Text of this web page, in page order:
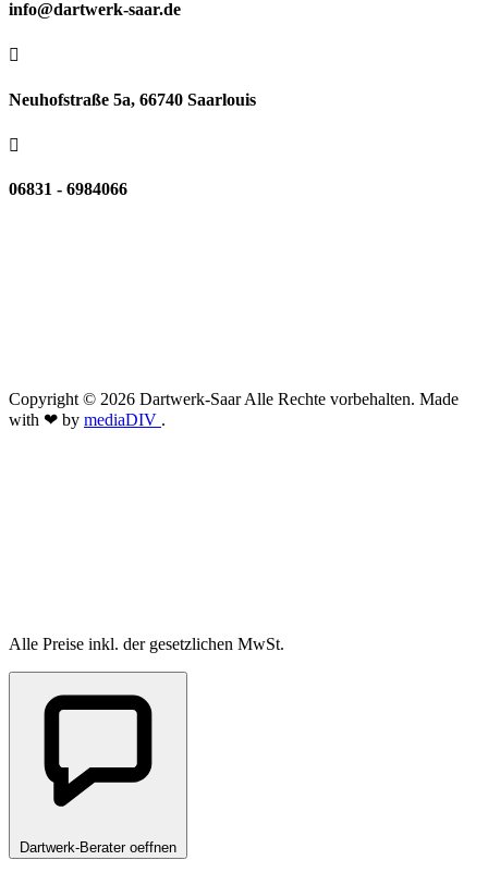
info@dartwerk-saar.de

Neuhofstraße 5a, 66740 Saarlouis

06831 - 6984066
Copyright © 2026 Dartwerk-Saar Alle Rechte vorbehalten. Made
with ❤ by mediaDIV .
Alle Preise inkl. der gesetzlichen MwSt.
Dartwerk-Berater oeffnen